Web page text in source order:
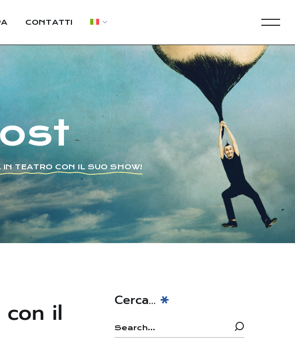
CONTATTI
TEATRO CON IL SUO SHOW!
il
Cerca…